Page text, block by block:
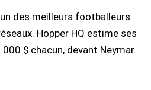
des meilleurs footballeurs
Hopper HQ estime ses
$ chacun, devant Neymar.